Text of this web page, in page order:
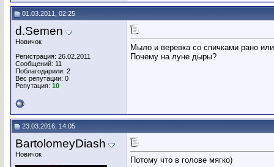
01.03.2011, 02:25
d.Semen
Новичок
Регистрация: 26.02.2011
Сообщений: 11
Поблагодарили: 2
Вес репутации: 0
Репутация: 10
Мыло и веревка со спичками рано
Почему на луне дыры?
23.03.2016, 14:05
BartolomeyDiash
Новичок
Потому что в голове мягко)